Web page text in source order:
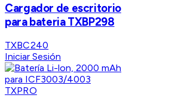
Cargador de escritorio
para bateria TXBP298
TXBC240
Iniciar Sesión
TXPRO